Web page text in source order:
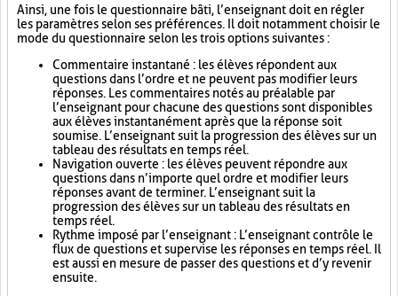
Ainsi, une fois le questionnaire bâti, l’enseignant doit en régler
les paramètres selon ses préférences. Il doit notamment choisir le
mode du questionnaire selon les trois options suivantes :
Commentaire instantané : les élèves répondent aux
questions dans l’ordre et ne peuvent pas modifier leurs
réponses. Les commentaires notés au préalable par
l’enseignant pour chacune des questions sont disponibles
aux élèves instantanément après que la réponse soit
soumise. L’enseignant suit la progression des élèves sur un
tableau des résultats en temps réel.
Navigation ouverte : les élèves peuvent répondre aux
questions dans n’importe quel ordre et modifier leurs
réponses avant de terminer. L’enseignant suit la
progression des élèves sur un tableau des résultats en
temps réel.
Rythme imposé par l’enseignant : L’enseignant contrôle le
flux de questions et supervise les réponses en temps réel. Il
est aussi en mesure de passer des questions et d’y revenir
ensuite.